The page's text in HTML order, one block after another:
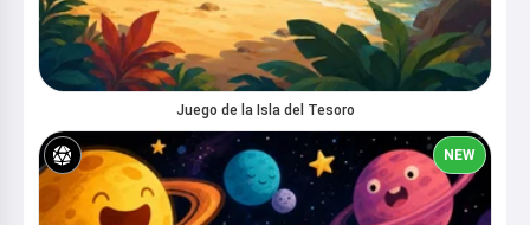
Juego de la Isla del Tesoro
NEW